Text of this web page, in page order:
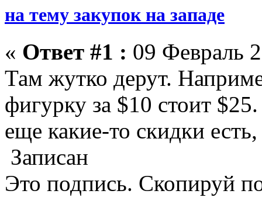
на тему закупок на западе
« Ответ #1 : 09 Февраль
Там жутко дерут.
фигурку за $10 стоит
еще какие-то скидки
Записан
Это подпись. Скопируй